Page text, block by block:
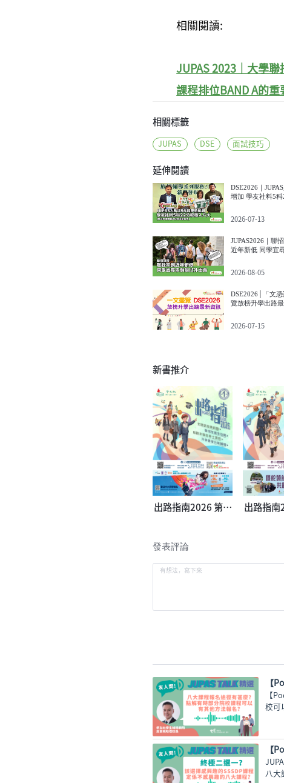
相關閱讀:
JUPAS 2023｜大學
課程排位BAND A的重
相關標籤
JUPAS DSE 面試技巧
延伸閱讀
DSE2026｜
增加 學友社料5科
2026-07-13
JUPAS2026｜聯招放榜
近年新低 同學宜尋求聯招以外出
2026-08-05
DSE2026│「文憑
覽放榜升學出路
2026-07-15
新書推介
出路指南2026 第一
出路指南
發表評論
【
校可
八大